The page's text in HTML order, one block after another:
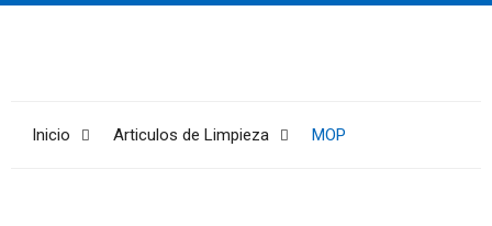
Inicio Articulos de Limpieza MOP